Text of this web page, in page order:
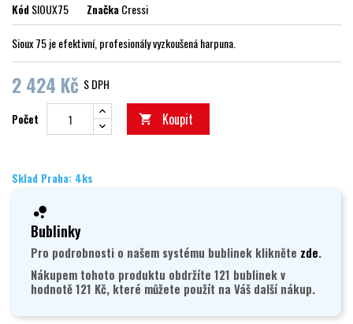
KódSIOUX75 ZnačkaCressi
Sioux 75 je efektivní, profesionály vyzkoušená harpuna.
2 424 Kč S DPH
Počet  Koupit
Sklad Praha: 4ks
Bublinky
Pro podrobnosti o našem systému bublinek klikněte zde.
Nákupem tohoto produktu obdržíte 121 bublinek v
hodnotě 121 Kč, které můžete použít na Váš další nákup.